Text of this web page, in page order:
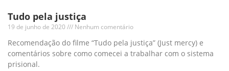
Tudo pela justiça
19 de junho de 2020 Nenhum comentário
Recomendação do filme “Tudo pela justiça” (Just mercy) e
comentários sobre como comecei a trabalhar com o sistema
prisional.